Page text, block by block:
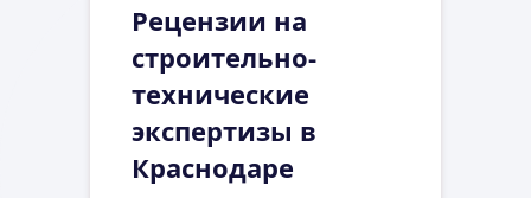
Рецензии на
строительно-
технические
экспертизы в
Краснодаре